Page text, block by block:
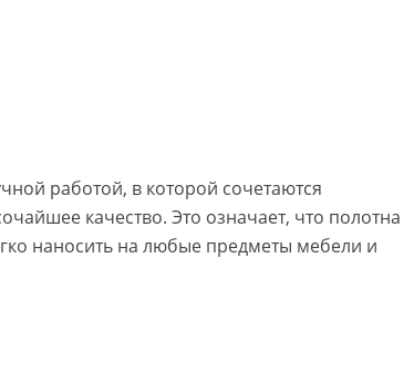
работой, в которой сочетаются
качество. Это означает, что полотна
наносить на любые предметы мебели и